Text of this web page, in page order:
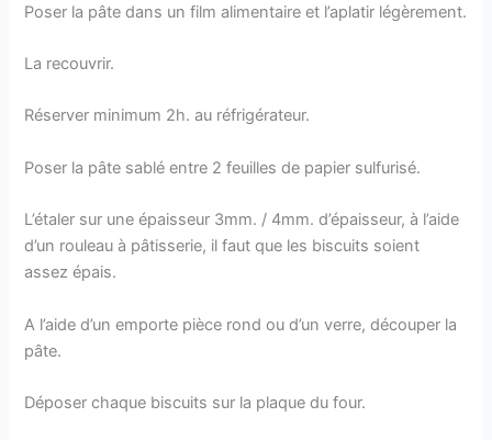
Poser la pâte dans un film alimentaire et l’aplatir légèrement.
La recouvrir.
Réserver minimum 2h. au réfrigérateur.
Poser la pâte sablé entre 2 feuilles de papier sulfurisé.
L’étaler sur une épaisseur 3mm. / 4mm. d’épaisseur, à l’aide
d’un rouleau à pâtisserie, il faut que les biscuits soient
assez épais.
A l’aide d’un emporte pièce rond ou d’un verre, découper la
pâte.
Déposer chaque biscuits sur la plaque du four.